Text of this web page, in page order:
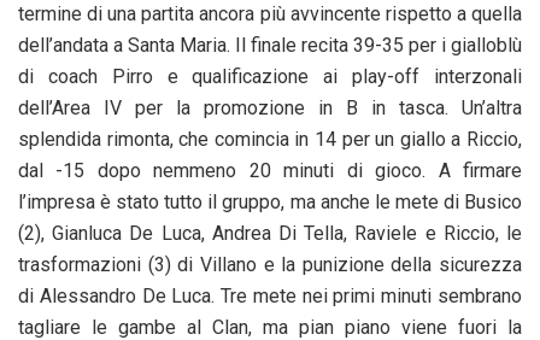
termine di una partita ancora più avvincente rispetto a quella
dell’andata a Santa Maria. Il finale recita 39-35 per i gialloblù
di coach Pirro e qualificazione ai play-off interzonali
dell’Area IV per la promozione in B in tasca. Un’altra
splendida rimonta, che comincia in 14 per un giallo a Riccio,
dal -15 dopo nemmeno 20 minuti di gioco. A firmare
l’impresa è stato tutto il gruppo, ma anche le mete di Busico
(2), Gianluca De Luca, Andrea Di Tella, Raviele e Riccio, le
trasformazioni (3) di Villano e la punizione della sicurezza
di Alessandro De Luca. Tre mete nei primi minuti sembrano
tagliare le gambe al Clan, ma pian piano viene fuori la